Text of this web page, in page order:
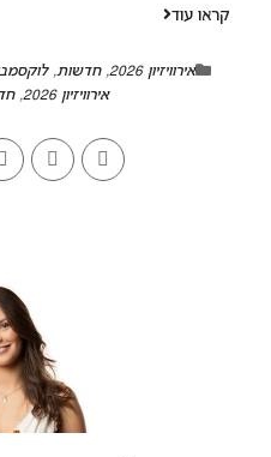
קראו עוד
אירוויזיון 2026 ,חדשות,
אירוויזיון 2026
,